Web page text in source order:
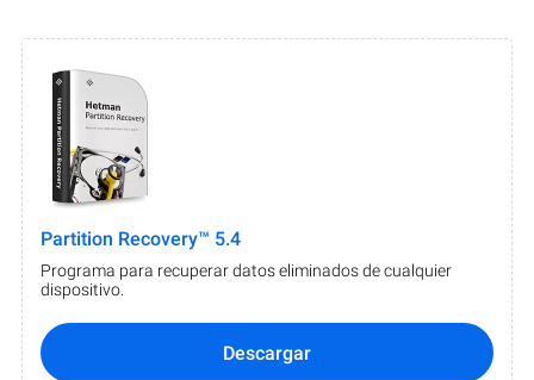
Partition Recovery™ 5.4
Programa para recuperar datos eliminados de cualquier
dispositivo.
Descargar